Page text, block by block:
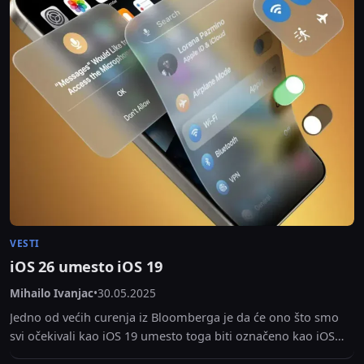
VESTI
iOS 26 umesto iOS 19
Mihailo Ivanjac•30.05.2025
Jedno od većih curenja iz Bloomberga je da će ono što smo
svi očekivali kao iOS 19 umesto toga biti označeno kao iOS
26....